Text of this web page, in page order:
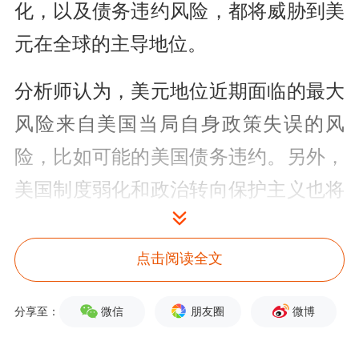
化，以及债务违约风险，都将威胁到美
元在全球的主导地位。
分析师认为，美元地位近期面临的最大
风险来自美国当局自身政策失误的风
险，比如可能的美国债务违约。另外，
美国制度弱化和政治转向保护主义也将
除此之外，美国的一些国际政策，特别
是制裁进一步抑制美元在全球贸易和金
点击阅读全文
分享至： 微信 朋友圈 微博